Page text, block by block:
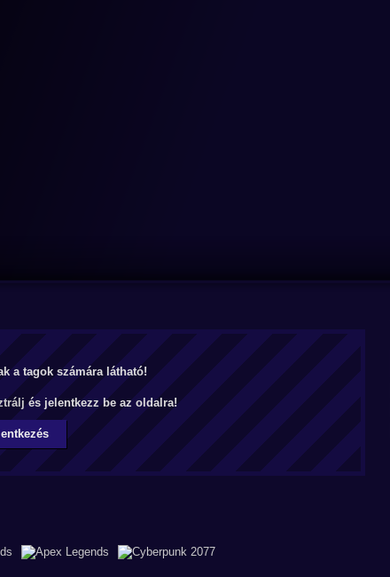
a tagok számára látható!
és jelentkezz be az oldalra!